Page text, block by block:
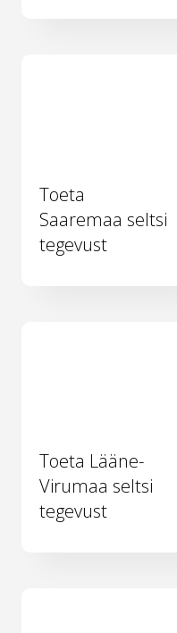
Toeta
Saaremaa seltsi
tegevust
Toeta Lääne-
Virumaa seltsi
tegevust